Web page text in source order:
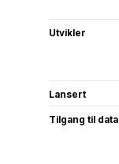
Utvikler
Lansert
Tilgang til data